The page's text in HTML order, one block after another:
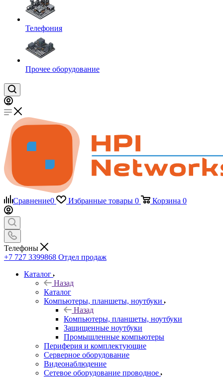
Телефония
Прочее оборудование
Сравнение0 Избранные товары 0 Корзина 0
Телефоны
+7 727 3399868 Отдел продаж
Каталог
Назад
Каталог
Компьютеры, планшеты, ноутбуки
Назад
Компьютеры, планшеты, ноутбуки
Защищенные ноутбуки
Промышленные компьютеры
Периферия и комплектующие
Серверное оборудование
Видеонаблюдение
Сетевое оборудование проводное